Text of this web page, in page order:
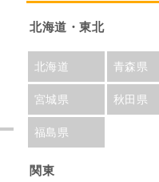
北海道・東北
北海道 青森県
宮城県 秋田県
福島県
関東